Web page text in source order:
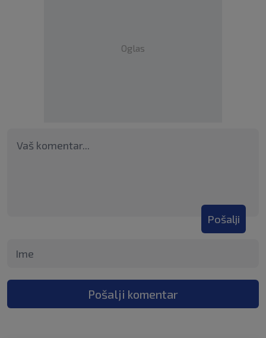
Oglas
Pošalji
Pošalji komentar